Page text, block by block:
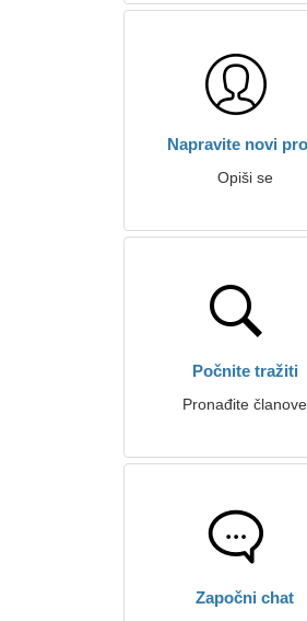
Napravite novi
Opiši se
Počnite tražiti
Pronađite članove
Započni chat